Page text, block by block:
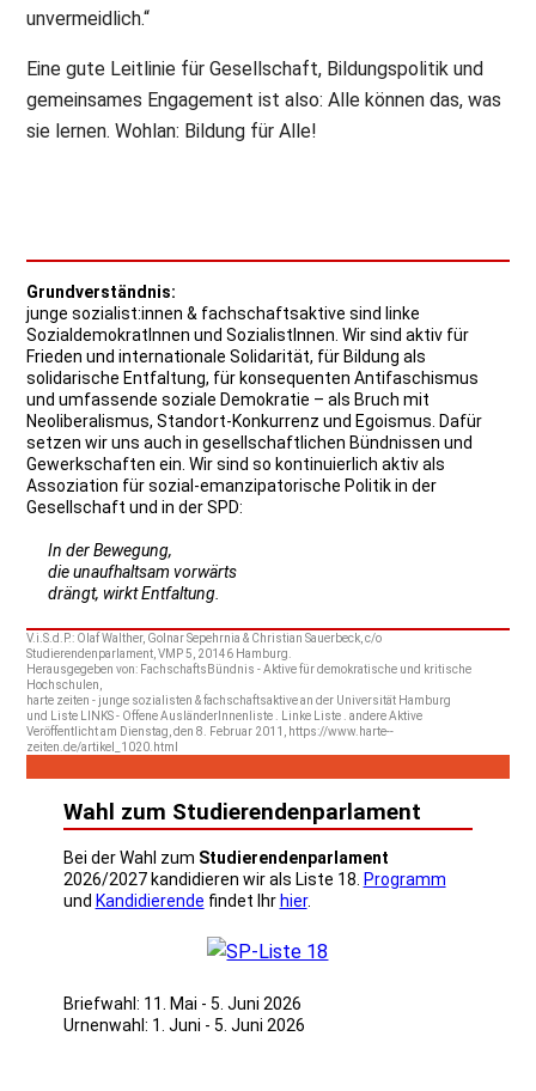
unvermeidlich.“
Eine gute Leitlinie für Gesellschaft, Bildungspolitik und
gemeinsames Engagement ist also: Alle können das, was
sie lernen. Wohlan: Bildung für Alle!
Grundverständnis:
junge sozialist:innen & fachschaftsaktive sind linke
SozialdemokratInnen und SozialistInnen. Wir sind aktiv für
Frieden und internationale Solidarität, für Bildung als
solidarische Entfaltung, für konsequenten Antifaschismus
und umfassende soziale Demokratie – als Bruch mit
Neoliberalismus, Standort-Konkurrenz und Egoismus. Dafür
setzen wir uns auch in gesellschaftlichen Bündnissen und
Gewerkschaften ein. Wir sind so kontinuierlich aktiv als
Assoziation für sozial-emanzipatorische Politik in der
Gesellschaft und in der SPD:
In der Bewegung,
die unaufhaltsam vorwärts
drängt, wirkt Entfaltung.
V.i.S.d.P.: Olaf Walther, Golnar Sepehrnia & Christian Sauerbeck, c/o
Studierendenparlament, VMP 5, 20146 Hamburg.
Herausgegeben von: FachschaftsBündnis - Aktive für demokratische und kritische
Hochschulen,
harte zeiten - junge sozialisten & fachschaftsaktive an der Universität Hamburg
und Liste LINKS - Offene AusländerInnenliste . Linke Liste . andere Aktive
Veröffentlicht am Dienstag, den 8. Februar 2011, https://www.harte--
zeiten.de/artikel_1020.html
Wahl zum Studierendenparlament
Bei der Wahl zum Studierendenparlament
2026/2027 kandidieren wir als Liste 18. Programm
und Kandidierende findet Ihr hier.
Briefwahl: 11. Mai - 5. Juni 2026
Urnenwahl: 1. Juni - 5. Juni 2026